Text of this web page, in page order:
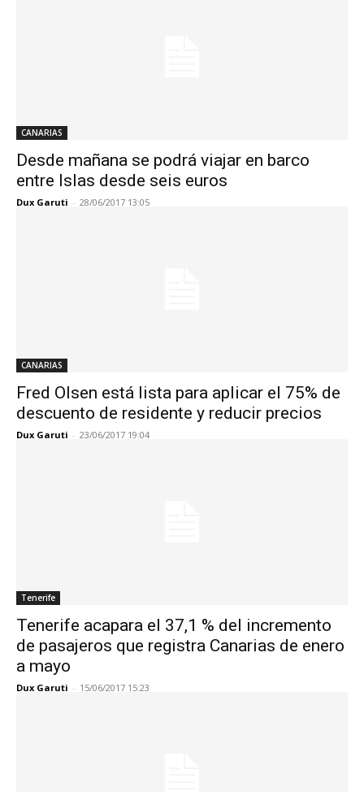
CANARIAS
Desde mañana se podrá viajar en barco
entre Islas desde seis euros
Dux Garuti - 28/06/2017 13:05
CANARIAS
Fred Olsen está lista para aplicar el 75% de
descuento de residente y reducir precios
Dux Garuti - 23/06/2017 19:04
Tenerife
Tenerife acapara el 37,1 % del incremento
de pasajeros que registra Canarias de enero
a mayo
Dux Garuti - 15/06/2017 15:23